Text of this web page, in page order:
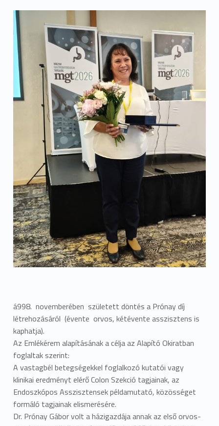
á998. novemberében született döntés a Prónay díj
létrehozásáról (évente orvos, kétévente asszisztens is
kaphatja).
Az Emlékérem alapításának a célja az Alapító Okiratban
foglaltak szerint:
A vastagbél betegségekkel foglalkozó kutatói vagy
klinikai eredményt elérő Colon Szekció tagjainak, az
Endoszkópos Asszisztensek példamutató, közösséget
formáló tagjainak elismerésére.
Dr. Prónay Gábor volt a házigazdája annak az első orvos-